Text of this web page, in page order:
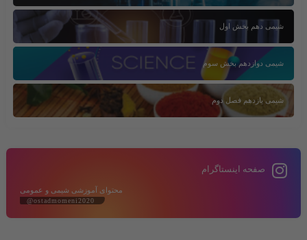
شیمی دهم بخش اول
شیمی دوازدهم بخش سوم
شیمی یازدهم فصل دوم
صفحه اینستاگرام
محتوای آموزشی شیمی و عمومی
@ostadmomeni2020